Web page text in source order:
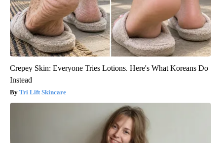
Crepey Skin: Everyone Tries Lotions. Here's What Koreans Do
Instead
Tri Lift Skincare